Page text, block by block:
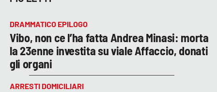
DRAMMATICO EPILOGO
Vibo, non ce l’ha fatta Andrea Minasi: morta
la 23enne investita su viale Affaccio, donati
gli organi
ARRESTI DOMICILIARI